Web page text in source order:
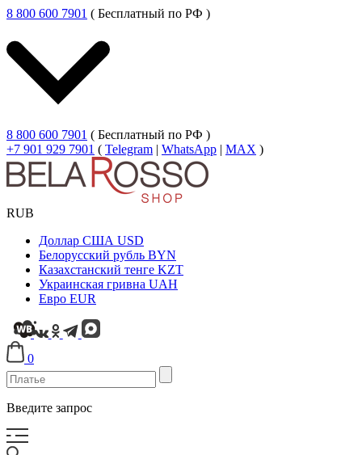
8 800 600 7901 ( Бесплатный по РФ )
8 800 600 7901 ( Бесплатный по РФ )
+7 901 929 7901 ( Telegram | WhatsApp | MAX )
RUB
Доллар США USD
Белорусский рубль BYN
Казахстанский тенге KZT
Украинская гривна UAH
Евро EUR
0
Введите запрос